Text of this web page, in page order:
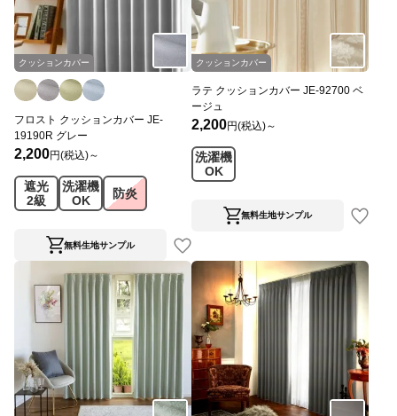
クッションカバー
フロスト クッションカバー JE-
19190R グレー
2,200円(税込)～
遮光
2級
洗濯機
OK
防炎
無料生地サンプル
クッションカバー
ラテ クッションカバー JE-92700 ベ
ージュ
2,200円(税込)～
洗濯機
OK
無料生地サンプル